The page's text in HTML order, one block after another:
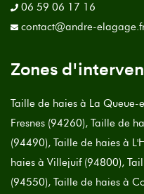
06 59 06 17 16
contact@andre-
Zones
Taille de haies à La Queue-
Fresnes (94260), Taille de
(94490), Taille de haies à
haies à Villejuif (94800),
(94550), Taille de haies à